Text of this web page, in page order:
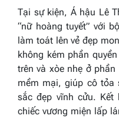
Tại sự kiện, Á hậu Lê
“nữ hoàng tuyết” với
làm toát lên vẻ đẹp
không kém phần
trên và xòe nhẹ ở
mềm mại, giúp cô tỏa
sắc đẹp vĩnh cửu.
chiếc vương miện lấp